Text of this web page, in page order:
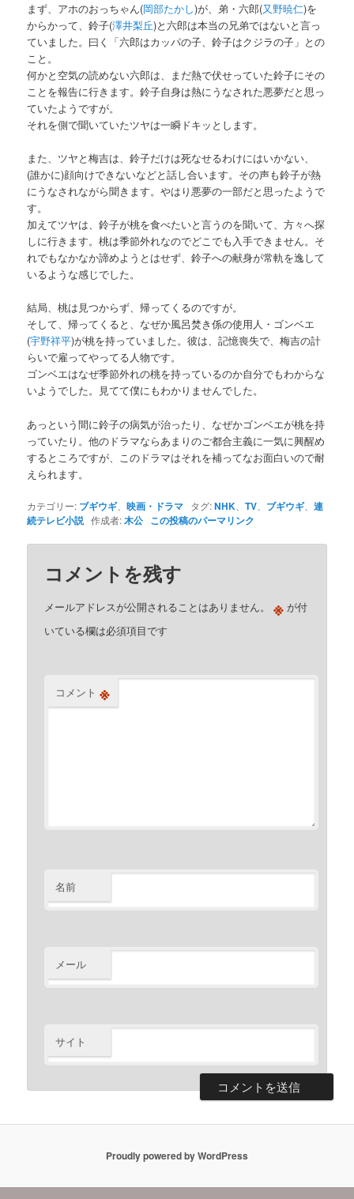
まず、アホのおっちゃん(岡部たかし)が、弟・六郎(又野暁仁)を
からかって、鈴子(澤井梨丘)と六郎は本当の兄弟ではないと言っ
ていました。曰く「六郎はカッパの子、鈴子はクジラの子」との
こと。
何かと空気の読めない六郎は、まだ熱で伏せっていた鈴子にその
ことを報告に行きます。鈴子自身は熱にうなされた悪夢だと思っ
ていたようですが。
それを側で聞いていたツヤは一瞬ドキッとします。
また、ツヤと梅吉は、鈴子だけは死なせるわけにはいかない、
(誰かに)顔向けできないなどと話し合います。その声も鈴子が熱
にうなされながら聞きます。やはり悪夢の一部だと思ったようで
す。
加えてツヤは、鈴子が桃を食べたいと言うのを聞いて、方々へ探
しに行きます。桃は季節外れなのでどこでも入手できません。そ
れでもなかなか諦めようとはせず、鈴子への献身が常軌を逸して
いるような感じでした。
結局、桃は見つからず、帰ってくるのですが。
そして、帰ってくると、なぜか風呂焚き係の使用人・ゴンベエ
(宇野祥平)が桃を持っていました。彼は、記憶喪失で、梅吉の計
らいで雇ってやってる人物です。
ゴンベエはなぜ季節外れの桃を持っているのか自分でもわからな
いようでした。見てて僕にもわかりませんでした。
あっという間に鈴子の病気が治ったり、なぜかゴンベエが桃を持
っていたり。他のドラマならあまりのご都合主義に一気に興醒め
するところですが、このドラマはそれを補ってなお面白いので耐
えられます。
カテゴリー: ブギウギ、映画・ドラマ タグ:NHK 、TV ブギウギ、連
続テレビ小説 作成者:木公 この投稿のパーマリンク
コメントを残す
メールアドレスが公開されることはありません。 ※ が付
いている欄は必須項目です
コメント ※
名前
メール
サイト
Proudly powered by WordPress